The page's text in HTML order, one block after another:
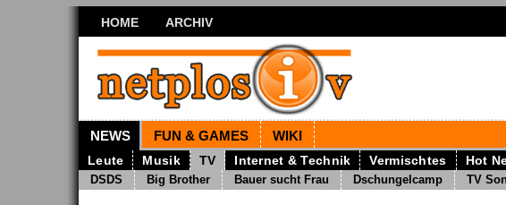
HOME ARCHIV
NEWS FUN & GAMES WIKI
Leute Musik TV Internet & Technik Vermischtes Hot
DSDS Big Brother Bauer sucht Frau Dschungelcamp TV